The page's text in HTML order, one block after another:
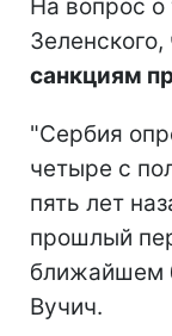
На вопрос о
Зеленского,
санкциям
"Сербия
четыре с
пять лет
прошлый
ближайшем
Вучич.